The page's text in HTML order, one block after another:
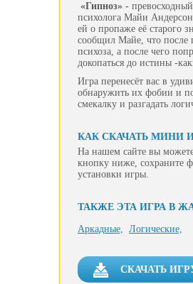
«Гипноз» -
психолога Майи
ей о пропаже её старого
сообщил Майе, что после
психоза, а после чего
докопаться до истины -
Игра перенесёт вас в
обнаружить их фобии и
смекалку и разгадать
КАК СКАЧАТЬ МИНИ
На нашем сайте вы
кнопку ниже, сохраните
установки игры.
ТАКЖЕ ЭТА ИГРА В
Аркадные, Логические,
СКАЧАТЬ